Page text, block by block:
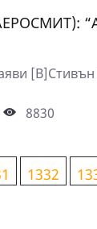
8830
1332